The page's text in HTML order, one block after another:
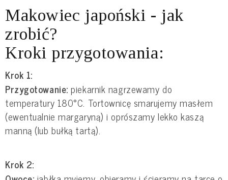
Makowiec japoński - jak
zrobić?
Kroki przygotowania:
Krok 1:
Przygotowanie:piekarnik nagrzewamy do
temperatury 180°C. Tortownicę smarujemy masłem
(ewentualnie margaryną) i oprószamy lekko kaszą
manną (lub bułką tartą).
Krok 2: